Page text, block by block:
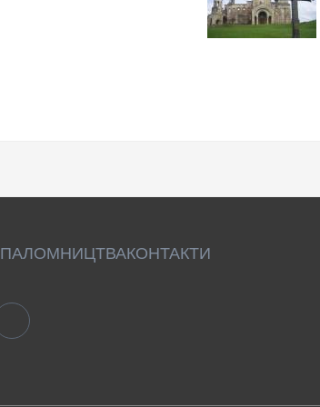
ПАЛОМНИЦТВАКОНТАКТИ